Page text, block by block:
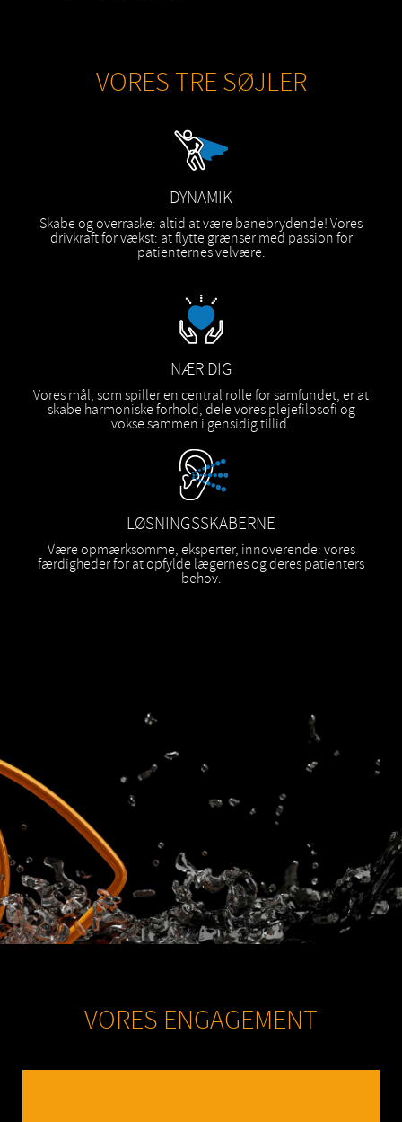
VORES TRE SØJLER
DYNAMIK
Skabe og overraske: altid at være banebrydende! Vores
drivkraft for vækst: at flytte grænser med passion for
patienternes velvære.
NÆR DIG
Vores mål, som spiller en central rolle for samfundet, er at
skabe harmoniske forhold, dele vores plejefilosofi og
vokse sammen i gensidig tillid.
LØSNINGSSKABERNE
Være opmærksomme, eksperter, innoverende: vores
færdigheder for at opfylde lægernes og deres patienters
behov.
VORES ENGAGEMENT